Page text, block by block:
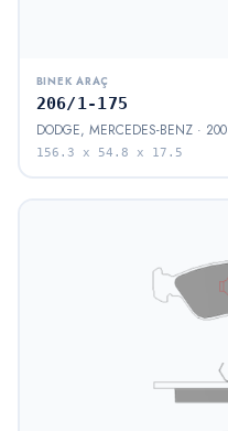
BINEK ARAÇ
206/1-175
DODGE, MERCEDES-BENZ ·
156.3 x 54.8 x 17.5